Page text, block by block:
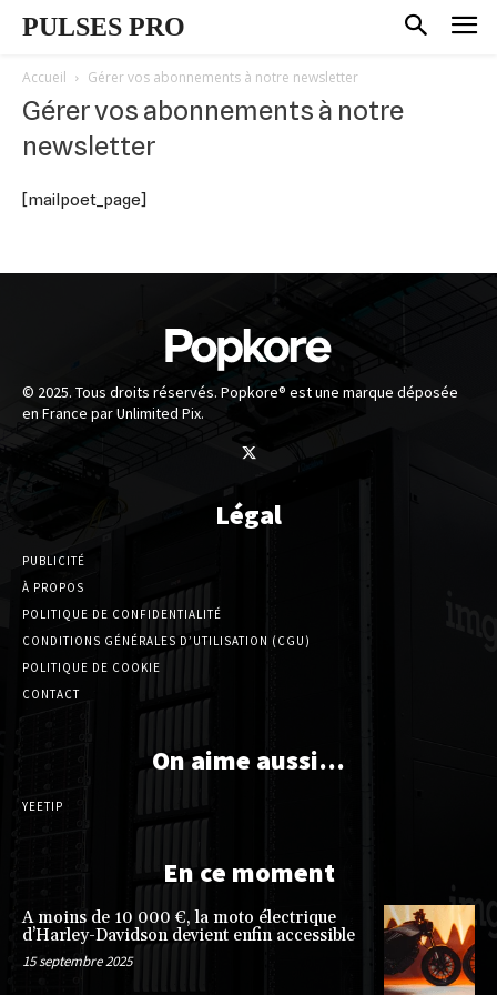
PULSES PRO
Accueil Gérer vos abonnements à notre newsletter
Gérer vos abonnements à notre
newsletter
[mailpoet_page]
© 2025. Tous droits réservés. Popkore® est une marque déposée
en France par Unlimited Pix.
Légal
PUBLICITÉ
À PROPOS
POLITIQUE DE CONFIDENTIALITÉ
CONDITIONS GÉNÉRALES D’UTILISATION (CGU)
POLITIQUE DE COOKIE
CONTACT
On aime aussi…
YEETIP
En ce moment
A moins de 10 000 €, la moto électrique
d’Harley-Davidson devient enfin accessible
15 septembre 2025